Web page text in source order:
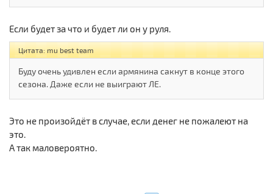
Если будет за что и будет ли он у руля.
Цитата: mu best team
Буду очень удивлен если армянина сакнут в конце этого
сезона. Даже если не выиграют ЛЕ.
Это не произойдёт в случае, если денег не пожалеют на
это.
А так маловероятно.